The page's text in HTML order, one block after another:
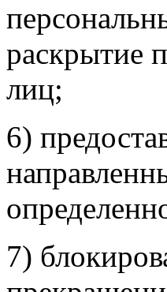
раскрытие
лиц;
6)
7)